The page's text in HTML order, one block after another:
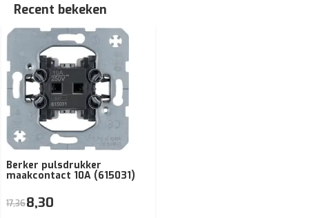
Recent bekeken
Berker pulsdrukker
maakcontact 10A (615031)
17,368,30